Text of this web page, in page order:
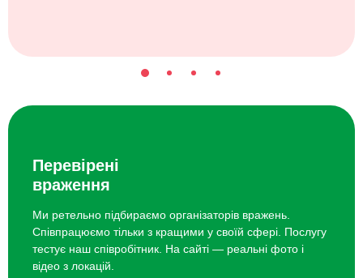
Перевірені
враження
Ми ретельно підбираємо організаторів вражень.
Співпрацюємо тільки з кращими у своїй сфері. Послугу
тестує наш співробітник. На сайті — реальні фото і
відео з локацій.